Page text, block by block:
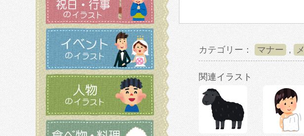
カテゴリー： マナー ,
関連イラスト